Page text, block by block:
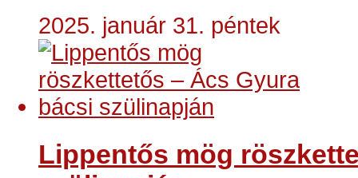
2025. január 31. péntek
Lippentős mög